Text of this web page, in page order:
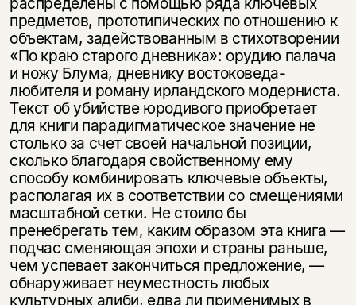
предметов, прототипических по отношению к
объектам, задействованным в стихотворении
«По краю старого дневника»: орудию палача
и ножу Блума, дневнику востоковеда-
любителя и роману ирландского модерниста.
Текст об убийстве юродивого приобретает
для книги парадигматическое значение не
столько за счет своей начальной позиции,
сколько благодаря свойственному ему
способу комбинировать ключевые объекты,
располагая их в соответствии со смещениями
масштабной сетки. Не стоило бы
пренебрегать тем, каким образом эта книга —
подчас сменяющая эпохи и страны раньше,
чем успевает закончиться предложение, —
обнаруживает неуместность любых
культурных алиби, едва ли применимых в